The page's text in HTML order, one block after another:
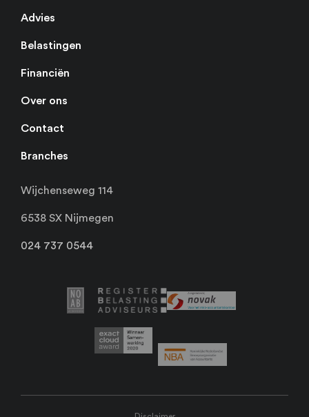
Advies
Belastingen
Financiën
Over ons
Contact
Branches
Wijchenseweg 114
6538 SX Nijmegen
024 737 0544